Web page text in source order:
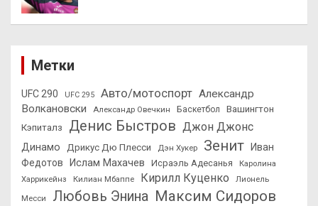
Метки
UFC 290 UFC 295 Авто/мотоспорт Александр
Волкановски
Александр Овечкин Баскетбол
Вашингтон
Кэпиталз
Денис Быстров Джон Джонс
Динамо Дрикус Дю Плесси Дэн Хукер Зенит
Иван
Федотов
Ислам Махачев Исраэль Адесанья
Каролина
Харрикейнз
Килиан Мбаппе Кирилл Куценко
Лионель
Месси
Любовь Энина Максим Сидоров